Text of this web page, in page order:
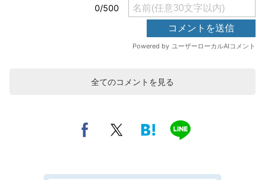
全てのコメントを見る